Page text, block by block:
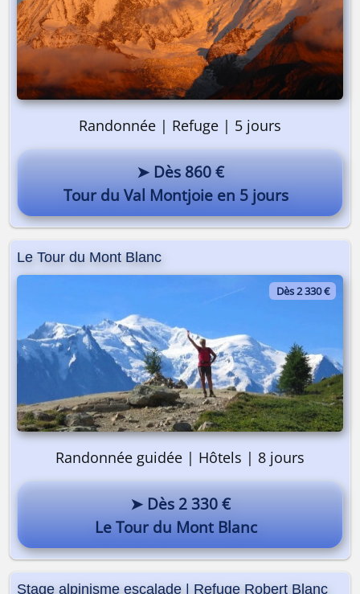
Randonnée | Refuge | 5 jours
➤ Dès 860 €
Tour du Val Montjoie en 5 jours
Le Tour du Mont Blanc
Dès 2 330 €
Randonnée guidée | Hôtels | 8 jours
➤ Dès 2 330 €
Le Tour du Mont Blanc
Stage alpinisme escalade | Refuge Robert Blanc